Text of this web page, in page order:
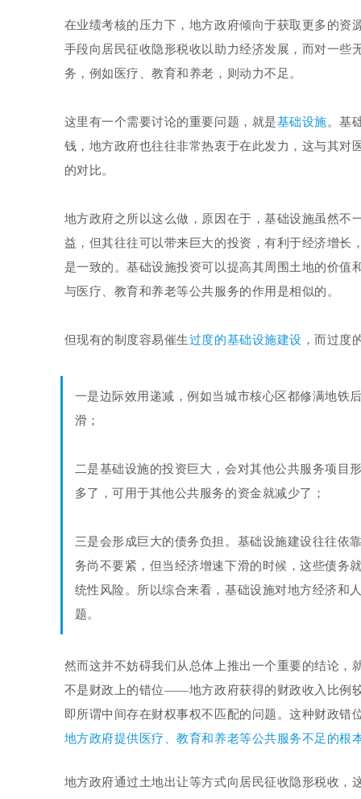
在业绩考核的压力下，地方政府倾向于获取更多的资
手段向居民征收隐形税收以助力经济发展，而对一些
务，例如医疗、教育和养老，则动力不足。
这里有一个需要讨论的重要问题，就是基础设施。基
钱，地方政府也往往非常热衷于在此发力，这与其对
的对比。
地方政府之所以这么做，原因在于，基础设施虽然不
益，但其往往可以带来巨大的投资，有利于经济增长
是一致的。基础设施投资可以提高其周围土地的价值
与医疗、教育和养老等公共服务的作用是相似的。
但现有的制度容易催生过度的基础设施建设 ，而过度
一是边际效用递减，例如当城市核心区都修满地铁
滑；
二是基础设施的投资巨大，会对其他公共服务项目
多了，可用于其他公共服务的资金就减少了；
三是会形成巨大的债务负担。基础设施建设往往依
务尚不要紧，但当经济增速下滑的时候，这些债务
统性风险。所以综合来看，基础设施对地方经济和
题。
然而这并不妨碍我们从总体上推出一个重要的结论，
不是财政上的错位——地方政府获得的财政收入比例
即所谓中间存在财权事权不匹配的问题。这种财政错
地方政府提供医疗、教育和养老等公共服务不足的根
地方政府通过土地出让等方式向居民征收隐形税收，